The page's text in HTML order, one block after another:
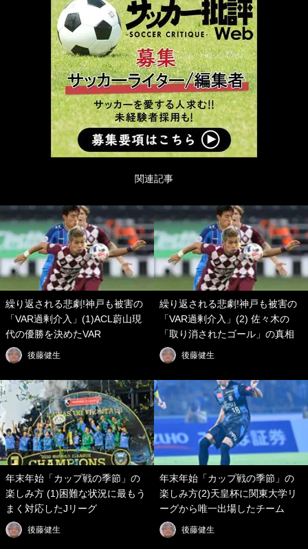
関連記事
繰り返される悲劇!神戸も被害の
「VAR過剰介入」(1)ACL蔚山現
代の優勝を決めたVAR
後藤健生
繰り返される悲劇!神戸も被害の
「VAR過剰介入」(2) 佐々木の
「取り消されたゴール」の真相
後藤健生
年末年始「カップ戦の季節」の
楽しみ方 (1)困難な状況に最もう
まく対応したJリーグ
後藤健生
年末年始「カップ戦の季節」の
楽しみ方(2)天皇杯に関東大学リ
ーグから唯一出場したチーム
後藤健生